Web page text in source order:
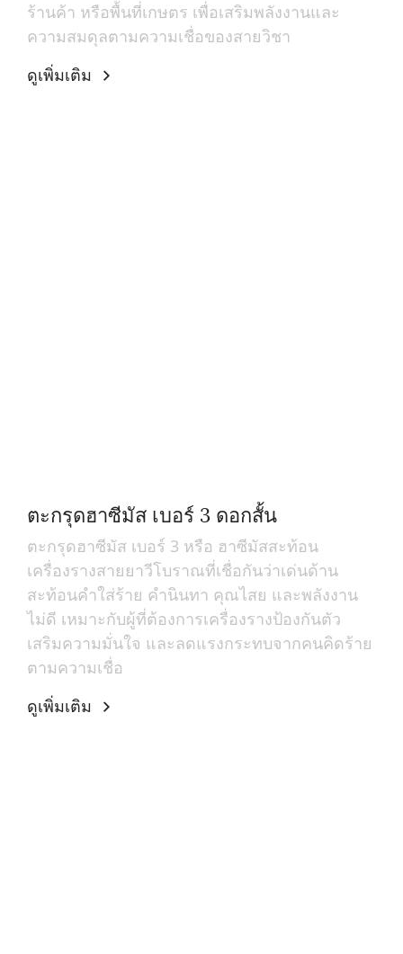
ร้านค้า หรือพื้นที่เกษตร เพื่อเสริมพลังงานและ
ความสมดุลตามความเชื่อของสายวิชา
ดูเพิ่มเติม
ตะกรุดฮาซีมัส เบอร์ 3 ดอกสั้น
ตะกรุดฮาซีมัส เบอร์ 3 หรือ ฮาซีมัสสะท้อน
เครื่องรางสายยาวีโบราณที่เชื่อกันว่าเด่นด้าน
สะท้อนคำใส่ร้าย คำนินทา คุณไสย และพลังงาน
ไม่ดี เหมาะกับผู้ที่ต้องการเครื่องรางป้องกันตัว
เสริมความมั่นใจ และลดแรงกระทบจากคนคิดร้าย
ตามความเชื่อ
ดูเพิ่มเติม